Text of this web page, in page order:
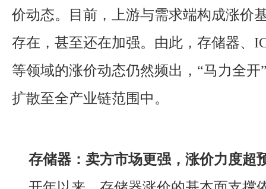
价动态。目前，上游与需求端构成涨价
存在，甚至还在加强。由此，存储器、
等领域的涨价动态仍然频出，“马力全开
扩散至全产业链范围中。
存储器：卖方市场更强，涨价力度超